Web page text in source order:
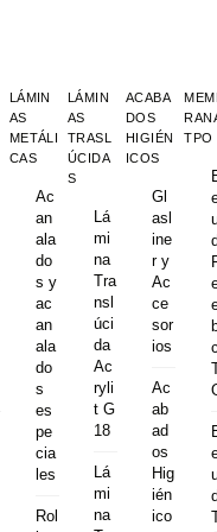
LÁMIN
AS
METÁLI
CAS
Ac
an
ala
do
s y
ac
an
ala
do
s
es
pe
cia
les
Rol
LÁMIN
AS
TRASL
ÚCIDA
S
Lá
mi
na
Tra
nsl
úci
da
Ac
ryli
t G
18
Lá
mi
na
ACABA
DOS
HIGIÉN
ICOS
Gl
asl
ine
r y
Ac
ce
sor
ios
Ac
ab
ad
os
Hig
ién
ico
TPO
d
d